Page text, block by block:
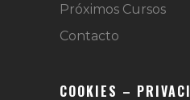
Próximos Cursos
Contacto
COOKIES –